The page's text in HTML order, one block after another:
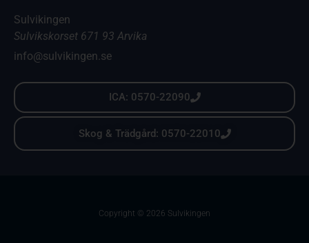
Sulvikingen
Sulvikskorset 671 93 Arvika
info@sulvikingen.se
ICA: 0570-22090
Skog & Trädgård: 0570-22010
Copyright © 2026 Sulvikingen